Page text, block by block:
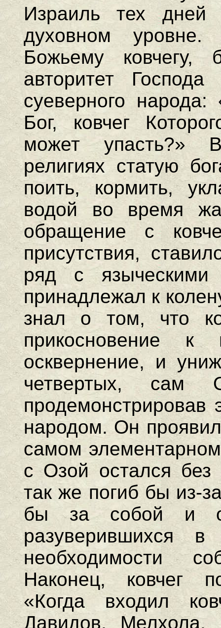
Израиль тех дней
духовном
Божьему ковчегу,
авторитет
суеверного
Бог, ковчег
может упасть?»
религиях статую
поить, кормить,
водой во время
обращение с
присутствия,
ряд с языческими
принадлежал к
знал о том, что
прикосновение
осквернение, и
четвертых, сам
народом. Он
самом
с Озой остался
так же погиб бы из-
бы за собой и
разуверившихся
необходимости
Наконец, ковчег
«Когда входил
Давидов, Мелхола,